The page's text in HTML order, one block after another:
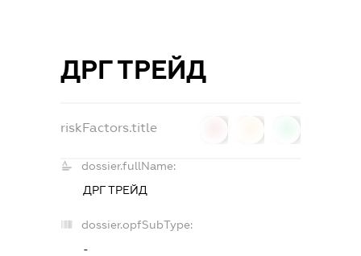
ДРГ ТРЕЙД
riskFactors.title
dossier.fullName:
ДРГ ТРЕЙД
dossier.opfSubType:
-